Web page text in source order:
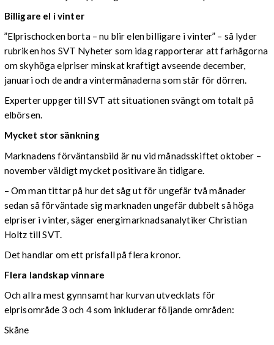
Billigare el i vinter
”Elprischocken borta – nu blir elen billigare i vinter” – så lyder
rubriken hos SVT Nyheter som idag rapporterar att farhågorna
om skyhöga elpriser minskat kraftigt avseende december,
januari och de andra vintermånaderna som står för dörren.
Experter uppger till SVT att situationen svängt om totalt på
elbörsen.
Mycket stor sänkning
Marknadens förväntansbild är nu vid månadsskiftet oktober –
november väldigt mycket positivare än tidigare.
– Om man tittar på hur det såg ut för ungefär två månader
sedan så förväntade sig marknaden ungefär dubbelt så höga
elpriser i vinter, säger energimarknadsanalytiker Christian
Holtz till SVT.
Det handlar om ett prisfall på flera kronor.
Flera landskap vinnare
Och allra mest gynnsamt har kurvan utvecklats för
elprisområde 3 och 4 som inkluderar följande områden:
Skåne